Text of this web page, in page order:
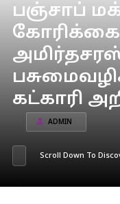
பஞ்சாப்
கோரிக்கை
கட்காரி
ADMIN
Scroll Down To